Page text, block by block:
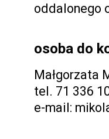
oddalonego
osoba do
Małgorzata
tel. 71 336
e-mail: